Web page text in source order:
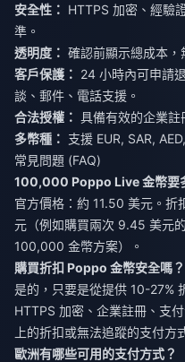
安全性： HTTPS 加密、經驗
準。
透明度： 確認前顯示總成本，
客戶保護： 24 小時內可申請
談、郵件、電話支援。
合法授權： 具備有效的企業註
多幣種： 支援 EUR, SAR,
常見問題 (FAQ)
100,000 Poppo Live 金幣要
官方價格：約 11.50 美元。
元（例如購買兩次 9.45 美元
100,000 金幣方案）。
購買折扣 Poppo 金幣安全嗎？
是的，只要是從提供 10-27%
HTTPS 加密、企業註冊、支
上的折扣或無法追蹤的支付方
歐洲有哪些可用的支付方式？